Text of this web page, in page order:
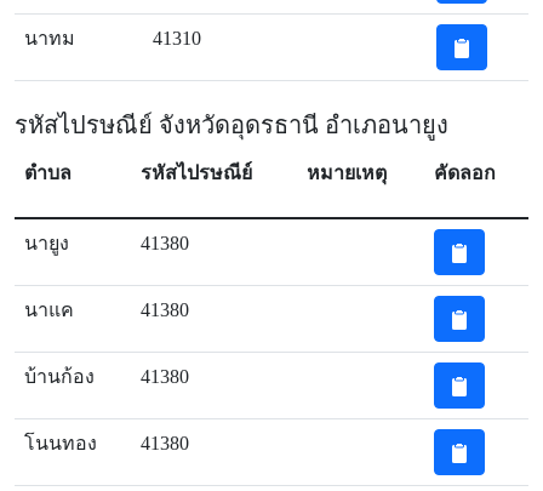
นาทม 41310
รหัสไปรษณีย์ จังหวัดอุดรธานี อำเภอนายูง
ตำบล รหัสไปรษณีย์ หมายเหตุ คัดลอก
นายูง 41380
นาแค 41380
บ้านก้อง 41380
โนนทอง 41380